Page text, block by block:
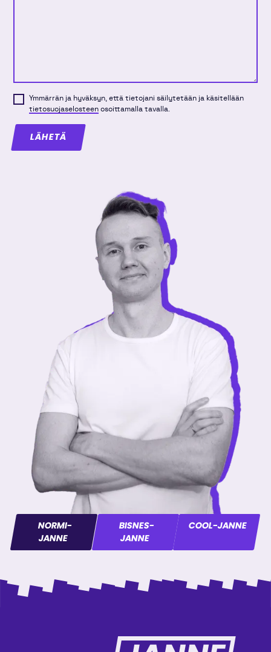
Ymmärrän ja hyväksyn, että tietojani säilytetään ja käsitellään
tietosuojaselosteenosoittamalla tavalla.
NORMI-
JANNE
BISNES-
JANNE
COOL-JANNE